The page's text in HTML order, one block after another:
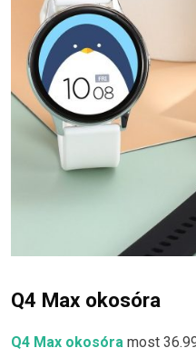
Q4 Max okosóra
Q4 Max okosóra most